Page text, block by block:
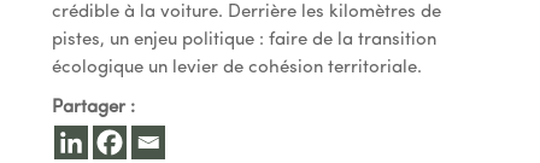
crédible à la voiture. Derrière les kilomètres de
pistes, un enjeu politique : faire de la transition
écologique un levier de cohésion territoriale.
Partager :